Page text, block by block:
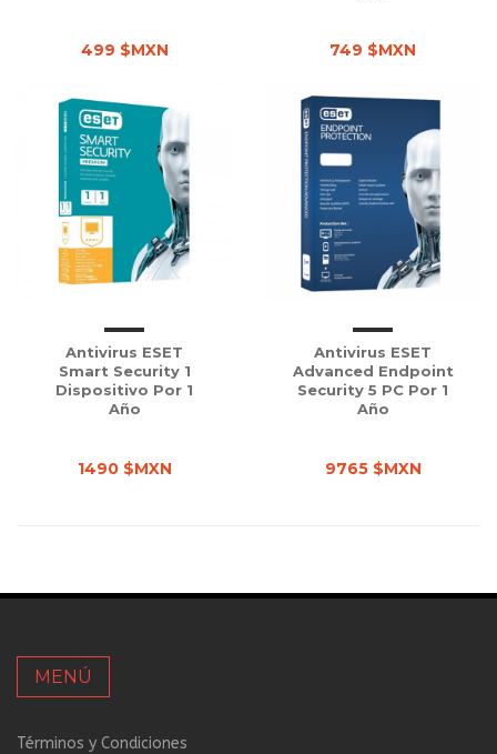
499 $MXN 749 $MXN
Antivirus ESET
Smart Security 1
Dispositivo Por 1
Año
1490 $MXN
Antivirus ESET
Advanced Endpoint
Security 5 PC Por 1
Año
9765 $MXN
MENÚ
Términos y Condiciones